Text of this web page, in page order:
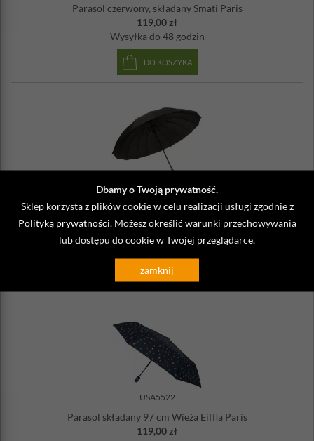
Dbamy o Twoją prywatność.
Sklep korzysta z plików cookie w celu realizacji usługi zgodnie z
Polityką prywatności. Możesz określić warunki przechowywania
lub dostępu do cookie w Twojej przeglądarce.
zamknij
Parasol czerwony, składany Smati Paris
119,00 zł
Wysyłka do 48 godzin
DO KOSZYKA
USA1562
Duży parasol męski, czarny, automatyczny Smati Paris
119,00 zł
Wysyłka24h
DO KOSZYKA
USA5522
Parasol składany 97 cm Wieża Eiffla Paris
119,00 zł